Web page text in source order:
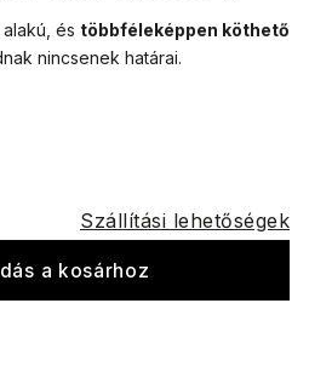
Szállítási lehetőségek
a kosárhoz
és többféleképpen köthető
nincsenek határai.